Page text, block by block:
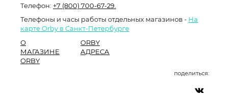
Телефон: +7 (800) 700-67-29.
Телефоны и часы работы отдельных магазинов - На
карте Orby в Санкт-Петербурге
О
МАГАЗИНЕ
ORBY
ORBY
АДРЕСА
поделиться: